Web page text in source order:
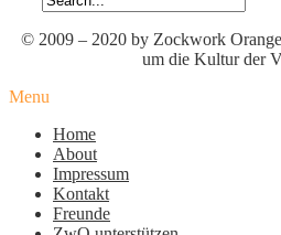
© 2009 – 2020 by Zockwork
um die Kultur der
Menu
Home
About
Impressum
Kontakt
Freunde